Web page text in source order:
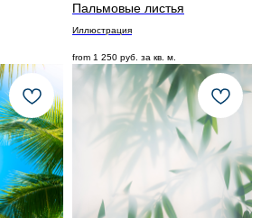
Пальмовые листья
Иллюстрация
from 1 250 руб. за кв. м.